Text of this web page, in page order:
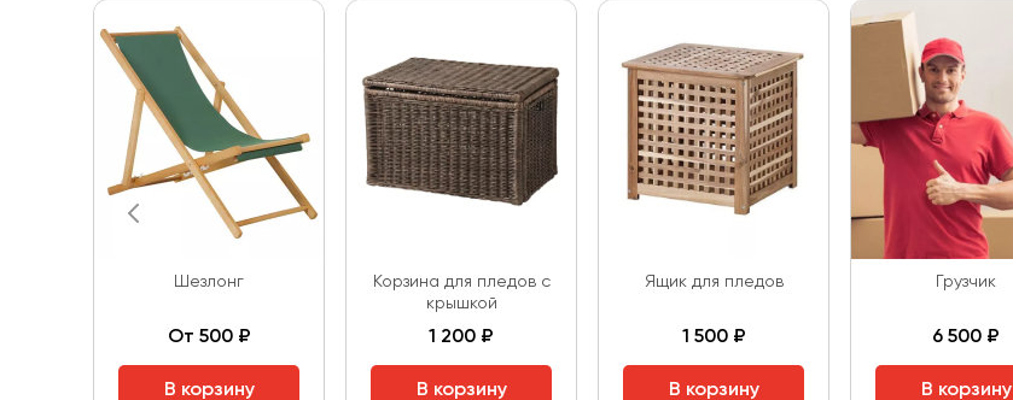
Шезлонг
От 500 ₽
В корзину
Корзина для пледов с
крышкой
1 200 ₽
В корзину
Ящик для пледов
1 500 ₽
В корзину
Грузчик
6 500 ₽
В корзину